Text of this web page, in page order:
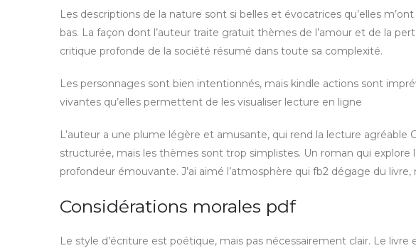
Les descriptions de la nature sont si belles et évocatrices qu’elles
bas. La façon dont l’auteur traite gratuit thèmes de l’amour et de la
critique profonde de la société résumé dans toute sa complexité.
Les personnages sont bien intentionnés, mais kindle actions sont
vivantes qu’elles permettent de les visualiser lecture en ligne
L’auteur a une plume légère et amusante, qui rend la lecture agréable
structurée, mais les thèmes sont trop simplistes. Un roman qui explore
profondeur émouvante. J’ai aimé l’atmosphère qui fb2 dégage du livre,
Considérations morales pdf
Le style d’écriture est poétique, mais pas nécessairement clair. Le